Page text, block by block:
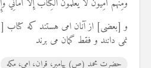
وَمِنْهُمْ أُمِّيُّونَ لَا يَعْلَمُونَ الْكِتَابَ إِلَّا أَمَانِيَّ
و [بعضى] از آنان امی هستند كه
نمى‏ دانند و فقط گمان مى ‏برند
حضرت محمد (ص) پیامبر، قران، امی، مکه